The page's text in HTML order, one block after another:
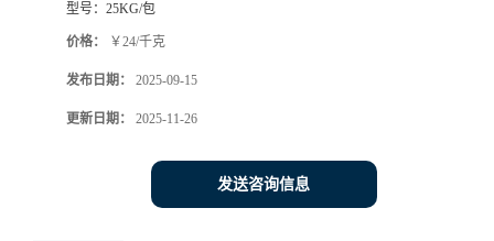
型号： 25KG/包
价格： ￥24/千克
发布日期： 2025-09-15
更新日期： 2025-11-26
发送咨询信息